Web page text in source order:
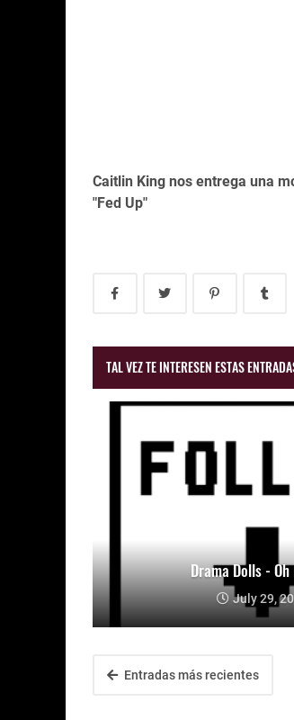
Caitlin King nos entrega una
"Fed Up"
TAL VEZ TE INTERESEN ESTAS
Drama Dolls - Oh
July 29,
Entradas más recientes